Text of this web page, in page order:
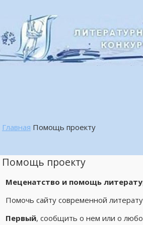
Главная Помощь проекту
Помощь проекту
Меценатство и помощь
Помочь сайту современной
Первый, сообщить о нем или о